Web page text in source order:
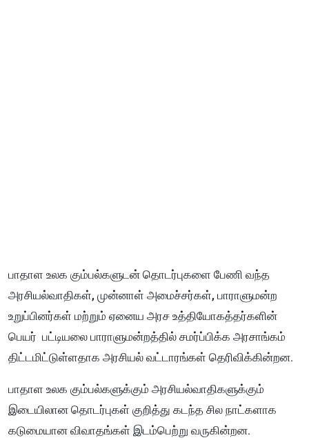
பாதாள உலக கும்பல்களுடன் தொடர்புகளை பேணி வந்த
அரசியல்வாதிகள், முன்னாள் அமைச்சர்கள், பாராளுமன்ற
உறுப்பினர்கள் மற்றும் ஏனைய அரச உத்தியோகத்தர்களின்
பெயர் பட்டியலை பாராளுமன்றத்தில் சமர்ப்பிக்க அரசாங்கம்
திட்டமிட்டுள்ளதாக அரசியல் வட்டாரங்கள் தெரிவிக்கின்றன.
பாதாள உலக கும்பல்களுக்கும் அரசியல்வாதிகளுக்கும்
இடையிலான தொடர்புகள் குறித்து கடந்த சில நாட்களாக
கடுமையான விவாதங்கள் இடம்பெற்று வருகின்றன.